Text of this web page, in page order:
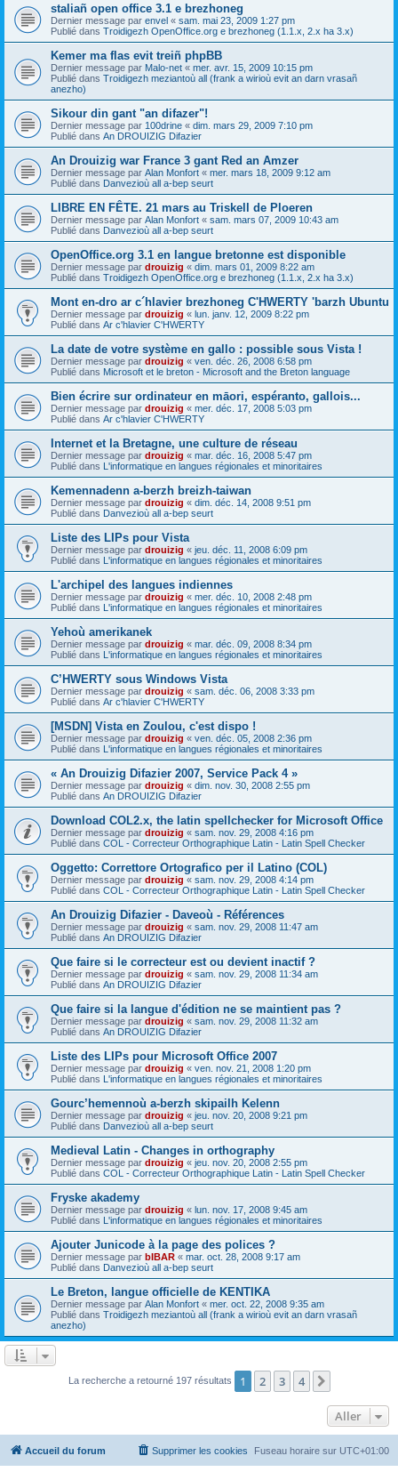
staliañ open office 3.1 e brezhoneg
Dernier message par envel « sam. mai 23, 2009 1:27 pm
Publié dans Troidigezh OpenOffice.org e brezhoneg (1.1.x, 2.x ha 3.x)
Kemer ma flas evit treiñ phpBB
Dernier message par Malo-net « mer. avr. 15, 2009 10:15 pm
Publié dans Troidigezh meziantoù all (frank a wirioù evit an darn vrasañ
anezho)
Sikour din gant "an difazer"!
Dernier message par 100drine « dim. mars 29, 2009 7:10 pm
Publié dans An DROUIZIG Difazier
An Drouizig war France 3 gant Red an Amzer
Dernier message par Alan Monfort « mer. mars 18, 2009 9:12 am
Publié dans Danvezioù all a-bep seurt
LIBRE EN FÊTE. 21 mars au Triskell de Ploeren
Dernier message par Alan Monfort « sam. mars 07, 2009 10:43 am
Publié dans Danvezioù all a-bep seurt
OpenOffice.org 3.1 en langue bretonne est disponible
Dernier message par drouizig « dim. mars 01, 2009 8:22 am
Publié dans Troidigezh OpenOffice.org e brezhoneg (1.1.x, 2.x ha 3.x)
Mont en-dro ar c´hlavier brezhoneg C'HWERTY 'barzh Ubuntu
Dernier message par drouizig « lun. janv. 12, 2009 8:22 pm
Publié dans Ar c'hlavier C'HWERTY
La date de votre système en gallo : possible sous Vista !
Dernier message par drouizig « ven. déc. 26, 2008 6:58 pm
Publié dans Microsoft et le breton - Microsoft and the Breton language
Bien écrire sur ordinateur en māori, espéranto, gallois...
Dernier message par drouizig « mer. déc. 17, 2008 5:03 pm
Publié dans Ar c'hlavier C'HWERTY
Internet et la Bretagne, une culture de réseau
Dernier message par drouizig « mar. déc. 16, 2008 5:47 pm
Publié dans L'informatique en langues régionales et minoritaires
Kemennadenn a-berzh breizh-taiwan
Dernier message par drouizig « dim. déc. 14, 2008 9:51 pm
Publié dans Danvezioù all a-bep seurt
Liste des LIPs pour Vista
Dernier message par drouizig « jeu. déc. 11, 2008 6:09 pm
Publié dans L'informatique en langues régionales et minoritaires
L'archipel des langues indiennes
Dernier message par drouizig « mer. déc. 10, 2008 2:48 pm
Publié dans L'informatique en langues régionales et minoritaires
Yehoù amerikanek
Dernier message par drouizig « mar. déc. 09, 2008 8:34 pm
Publié dans L'informatique en langues régionales et minoritaires
C’HWERTY sous Windows Vista
Dernier message par drouizig « sam. déc. 06, 2008 3:33 pm
Publié dans Ar c'hlavier C'HWERTY
[MSDN] Vista en Zoulou, c'est dispo !
Dernier message par drouizig « ven. déc. 05, 2008 2:36 pm
Publié dans L'informatique en langues régionales et minoritaires
« An Drouizig Difazier 2007, Service Pack 4 »
Dernier message par drouizig « dim. nov. 30, 2008 2:55 pm
Publié dans An DROUIZIG Difazier
Download COL2.x, the latin spellchecker for Microsoft Office
Dernier message par drouizig « sam. nov. 29, 2008 4:16 pm
Publié dans COL - Correcteur Orthographique Latin - Latin Spell Checker
Oggetto: Correttore Ortografico per il Latino (COL)
Dernier message par drouizig « sam. nov. 29, 2008 4:14 pm
Publié dans COL - Correcteur Orthographique Latin - Latin Spell Checker
An Drouizig Difazier - Daveoù - Références
Dernier message par drouizig « sam. nov. 29, 2008 11:47 am
Publié dans An DROUIZIG Difazier
Que faire si le correcteur est ou devient inactif ?
Dernier message par drouizig « sam. nov. 29, 2008 11:34 am
Publié dans An DROUIZIG Difazier
Que faire si la langue d'édition ne se maintient pas ?
Dernier message par drouizig « sam. nov. 29, 2008 11:32 am
Publié dans An DROUIZIG Difazier
Liste des LIPs pour Microsoft Office 2007
Dernier message par drouizig « ven. nov. 21, 2008 1:20 pm
Publié dans L'informatique en langues régionales et minoritaires
Gourc’hemennoù a-berzh skipailh Kelenn
Dernier message par drouizig « jeu. nov. 20, 2008 9:21 pm
Publié dans Danvezioù all a-bep seurt
Medieval Latin - Changes in orthography
Dernier message par drouizig « jeu. nov. 20, 2008 2:55 pm
Publié dans COL - Correcteur Orthographique Latin - Latin Spell Checker
Fryske akademy
Dernier message par drouizig « lun. nov. 17, 2008 9:45 am
Publié dans L'informatique en langues régionales et minoritaires
Ajouter Junicode à la page des polices ?
Dernier message par bIBAR « mar. oct. 28, 2008 9:17 am
Publié dans Danvezioù all a-bep seurt
Le Breton, langue officielle de KENTIKA
Dernier message par Alan Monfort « mer. oct. 22, 2008 9:35 am
Publié dans Troidigezh meziantoù all (frank a wirioù evit an darn vrasañ
anezho)
La recherche a retourné 197 résultats 1 2 3 4
Aller
Accueil du forum Fuseau horaire sur UTC+01:00
Supprimer les cookies